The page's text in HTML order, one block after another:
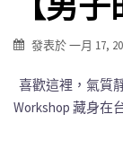
發表於一月 17,
喜歡這裡，氣質
Workshop 藏身在